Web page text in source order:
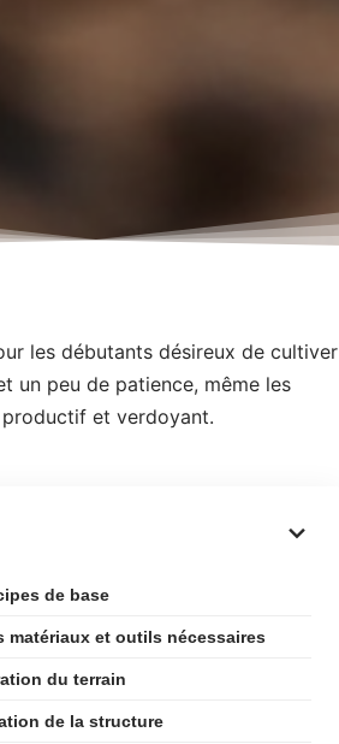
les débutants désireux de cultiver
un peu de patience, même les
et verdoyant.
de base
matériaux et outils nécessaires
du terrain
de la structure